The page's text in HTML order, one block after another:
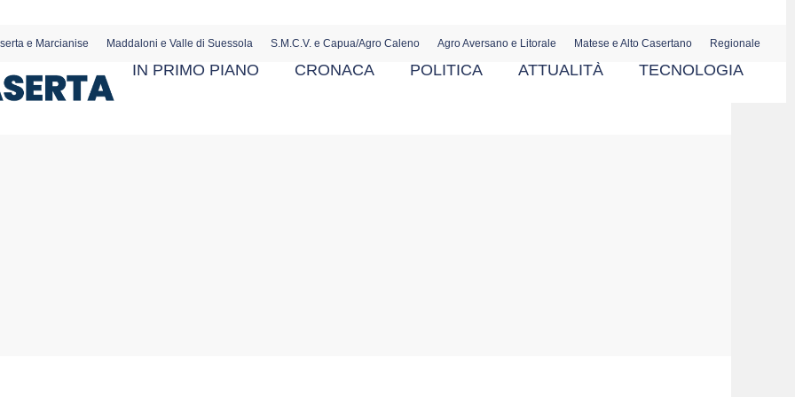
e Marcianise Maddaloni e Valle di Suessola S.M.C.V. e Capua/Agro Caleno Agro Aversano e Litorale Matese e Alto Casertano Regionale
IN PRIMO PIANO CRONACA POLITICA ATTUALITÀ TECNOLOGIA